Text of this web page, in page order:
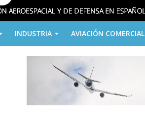
INDUSTRIA AVIACIÓN COMERCIAL